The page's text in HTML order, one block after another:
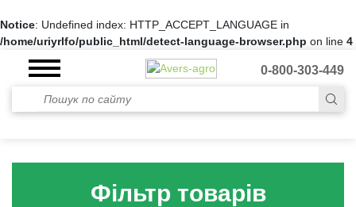
Notice: Undefined index: HTTP_ACCEPT_LANGUAGE in
/home/uriyrlfo/public_html/detect-language-browser.php on line 4
0-800-303-449
Фільтр товарів